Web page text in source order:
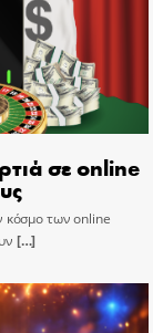
σε online
κόσμο των online
[…]